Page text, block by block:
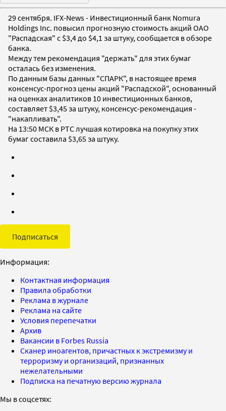
29 сентября. IFX-News - Инвестиционный банк Nomura
Holdings Inc. повысил прогнозную стоимость акций ОАО
"Распадская" с $3,4 до $4,1 за штуку, сообщается в обзоре
банка.
Между тем рекомендация "держать" для этих бумаг
осталась без изменения.
По данным базы данных "СПАРК", в настоящее время
консенсус-прогноз цены акций "Распадской", основанный
на оценках аналитиков 10 инвестиционных банков,
составляет $3,45 за штуку, консенсус-рекомендация -
"накапливать".
На 13:50 МСК в РТС лучшая котировка на покупку этих
бумаг составила $3,65 за штуку.
Подписаться
Информация:
Контактная информация
Правила обработки
Реклама в журнале
Реклама на сайте
Условия перепечатки
Архив
Вакансии в Forbes Russia
Сканер иноагентов, причастных к экстремизму и
терроризму и организаций, признанных
нежелательными
Подписка на печатную версию журнала
Мы в соцсетях: